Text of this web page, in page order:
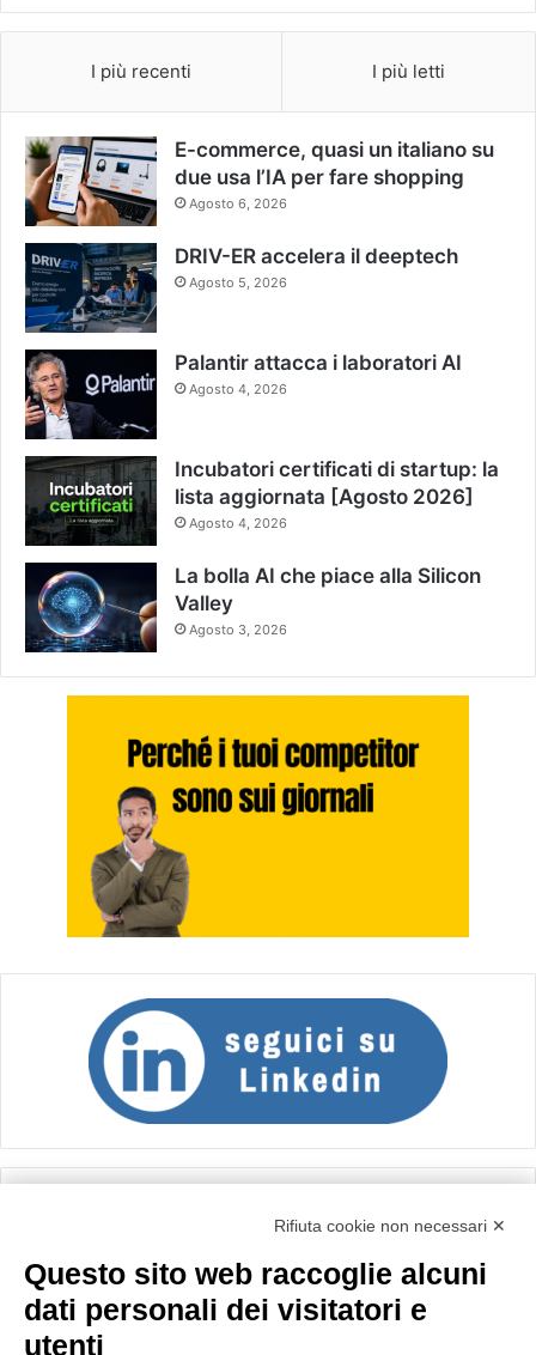
I più recenti I più letti
E-commerce, quasi un italiano su
due usa l’IA per fare shopping
Agosto 6, 2026
DRIV-ER accelera il deeptech
Agosto 5, 2026
Palantir attacca i laboratori AI
Agosto 4, 2026
Incubatori certificati di startup: la
lista aggiornata [Agosto 2026]
Agosto 4, 2026
La bolla AI che piace alla Silicon
Valley
Agosto 3, 2026
Importo netto (€):
Rifiuta cookie non necessari ✕
Questo sito web raccoglie alcuni
dati personali dei visitatori e
utenti